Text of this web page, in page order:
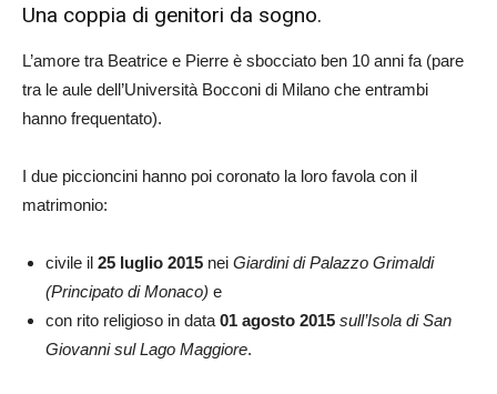
Una coppia di genitori da sogno.
L’amore tra Beatrice e Pierre è sbocciato ben 10 anni fa (pare
tra le aule dell’Università Bocconi di Milano che entrambi
hanno frequentato).
I due piccioncini hanno poi coronato la loro favola con il
matrimonio:
civile il 25 luglio 2015 nei Giardini di Palazzo Grimaldi
(Principato di Monaco) e
con rito religioso in data 01 agosto 2015 sull’Isola di San
Giovanni sul Lago Maggiore.